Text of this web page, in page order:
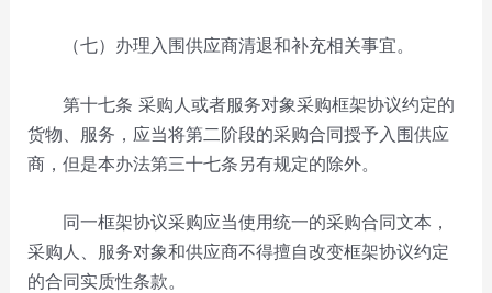
（七）办理入围供应商清退和补充相关事宜。
第十七条 采购人或者服务对象采购框架协议约定的
货物、服务，应当将第二阶段的采购合同授予入围供应
商，但是本办法第三十七条另有规定的除外。
同一框架协议采购应当使用统一的采购合同文本，
采购人、服务对象和供应商不得擅自改变框架协议约定
的合同实质性条款。